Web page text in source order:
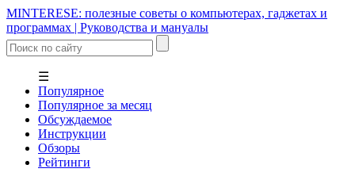
MINTERESE: полезные советы о компьютерах, гаджетах и
программах | Руководства и мануалы
☰
Популярное
Популярное за месяц
Обсуждаемое
Инструкции
Обзоры
Рейтинги